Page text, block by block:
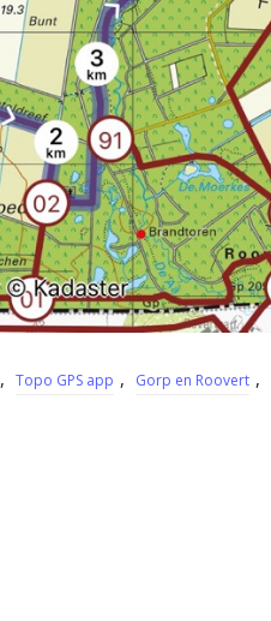
, Topo GPS app , Gorp en Roovert ,